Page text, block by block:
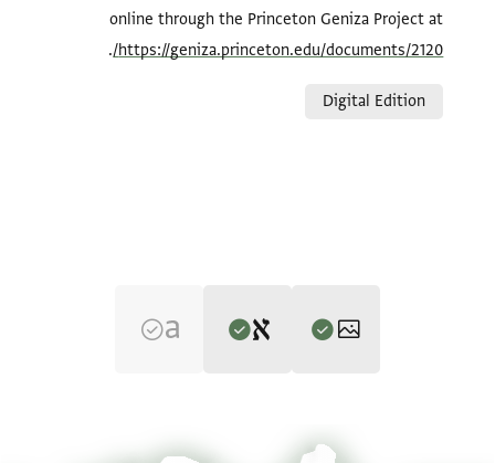
online through the Princeton Geniza Project at
https://geniza.princeton.edu/documents/2120/
.
Digital Edition
S. D. Goitein's unpublished edition (1950–85).